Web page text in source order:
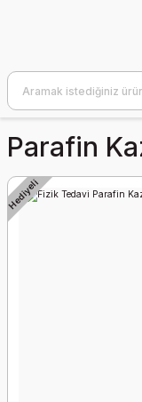
Parafin
Hediyeli